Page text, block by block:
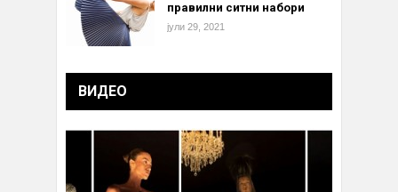
правилни ситни набори
јули 29, 2021
ВИДЕО